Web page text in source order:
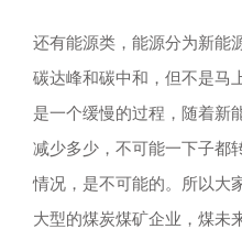
还有能源类，能源分为新能
碳达峰和碳中和，但不是马
是一个缓慢的过程，随着新
减少多少，不可能一下子都
情况，是不可能的。所以大
大型的煤炭煤矿企业，煤未